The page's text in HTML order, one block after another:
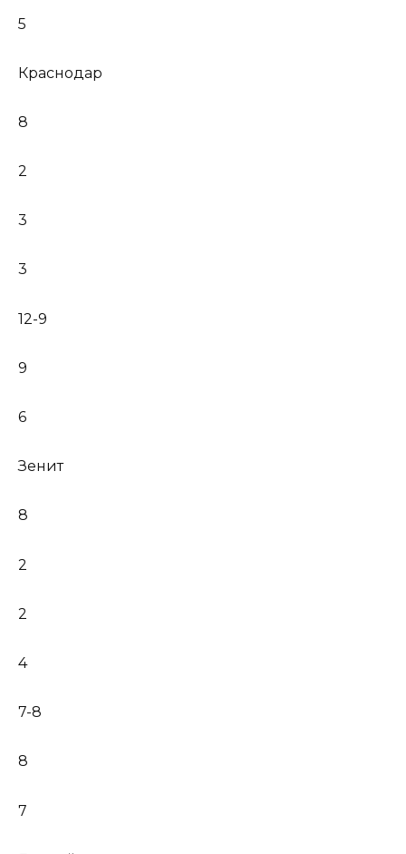
5
Краснодар
8
2
3
3
12-9
9
6
Зенит
8
2
2
4
7-8
8
7